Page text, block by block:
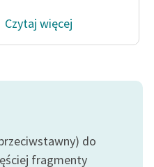
Czytaj więcej
do
fragmenty